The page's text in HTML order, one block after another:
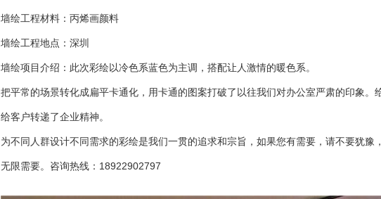
墙绘工程材料：丙烯画颜料
墙绘工程地点：深圳
墙绘项目介绍：此次彩绘以冷色系蓝色为主调，搭配让人激情的暖色系。
把平常的场景转化成扁平卡通化，用卡通的图案打破了以往我们对办公室严肃的印象。
给客户转递了企业精神。
为不同人群设计不同需求的彩绘是我们一贯的追求和宗旨，如果您有需要，请不要犹豫
无限需要。咨询热线：18922902797